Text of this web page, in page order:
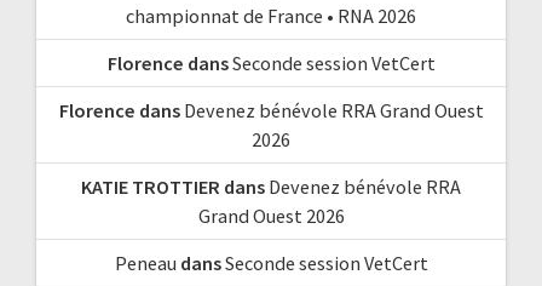
championnat de France • RNA 2026
Florence dansSeconde session VetCert
Florence dans Devenez bénévole RRA Grand Ouest
2026
KATIE TROTTIER dans Devenez bénévole RRA
Grand Ouest 2026
Peneau dansSeconde session VetCert